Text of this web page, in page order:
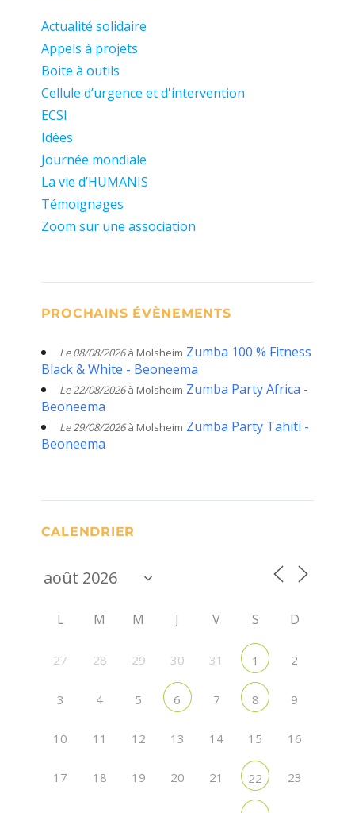
Actualité solidaire
Appels à projets
Boite à outils
Cellule d’urgence et d'intervention
ECSI
Idées
Journée mondiale
La vie d’HUMANIS
Témoignages
Zoom sur une association
PROCHAINS ÉVÈNEMENTS
Le 08/08/2026à Molsheim Zumba 100 % Fitness
Black & White - Beoneema
Le 22/08/2026à Molsheim Zumba Party Africa -
Beoneema
Le 29/08/2026à Molsheim Zumba Party Tahiti -
Beoneema
CALENDRIER
L M M J V S D
27 28 29 30 31 1 2
3 4 5 6 7 8 9
10 11 12 13 14 15 16
17 18 19 20 21 22 23